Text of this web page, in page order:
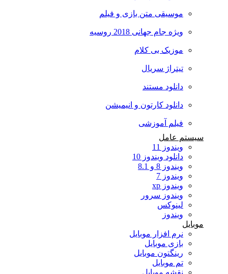
موسیقی متن بازی و فیلم
ویژه جام جهانی 2018 روسیه
موزیک بی کلام
تیتراژ سریال
دانلود مستند
دانلود کارتون و انیمیشن
فیلم آموزشی
سیستم عامل
ویندوز 11
دانلود ویندوز 10
ویندوز 8 و 8.1
ویندوز 7
ویندوز xp
ویندوز سرور
لینوکس
ویندوز
موبایل
نرم افزار موبایل
بازی موبایل
رینگتون موبایل
تم موبایل
نقشه موبایل